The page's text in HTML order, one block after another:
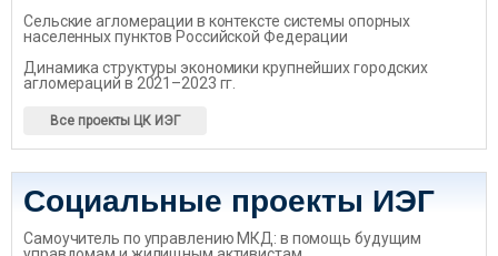
Сельские агломерации в контексте системы опорных
населенных пунктов Российской Федерации
Динамика структуры экономики крупнейших городских
агломераций в 2021–2023 гг.
Все проекты ЦК ИЭГ
Социальные проекты ИЭГ
Самоучитель по управлению МКД: в помощь будущим